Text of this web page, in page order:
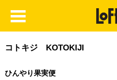
コトキジ KOTOKIJI
ひんやり果実便